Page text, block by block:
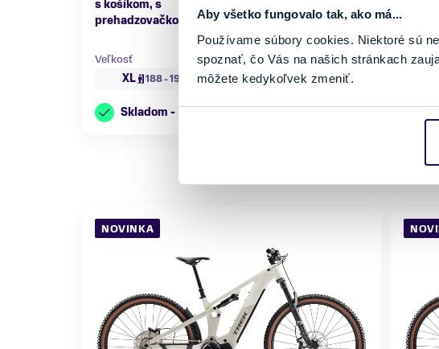
Aby všetko fungovalo tak, ako má...
Používame súbory cookies. Niektoré sú
spoznať, čo Vás na našich stránkach
môžete kedykoľvek zmeniť.
s košíkom, s
prehadzovačkou
Veľkosť
XL
188 - 195 cm
Skladom - Ihneď k odberu
NOVINKA